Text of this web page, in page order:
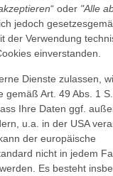
Es zählt
und Kliniken
bundesweiten Studie
Focus.
“ oder "Alle
jedoch
der Verwendung
einverstanden.
Dienste zulassen,
gemäß Art. 49 Abs. 1
Ihre Daten ggf.
u.a. in der USA
der europäische
nicht in jedem
Es besteht